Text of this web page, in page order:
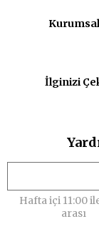
Hafta içi 11:00
arası